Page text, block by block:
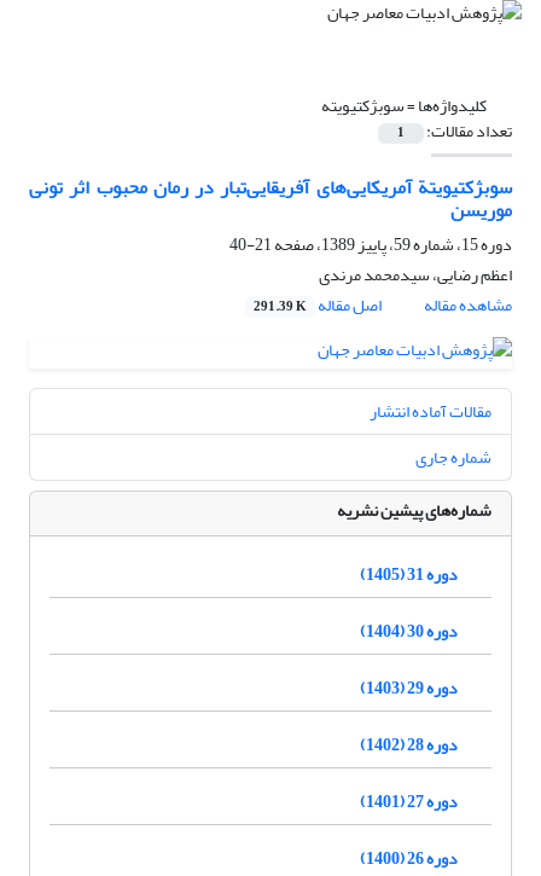
کلیدواژه‌ها =سوبژکتیویته
تعداد مقالات: 1
سوبژکتیویتة آمریکایی‌های آفریقایی‌تبار در رمان محبوب اثر تونی
موریسن
دوره 15، شماره 59، پاییز 1389، صفحه
21-40
اعظم رضایی، سیدمحمد مرندی
مشاهده مقاله
اصل مقاله 291.39 K
مقالات آماده انتشار
شماره جاری
شماره‌های پیشین نشریه
دوره 31 (1405)
دوره 30 (1404)
دوره 29 (1403)
دوره 28 (1402)
دوره 27 (1401)
دوره 26 (1400)